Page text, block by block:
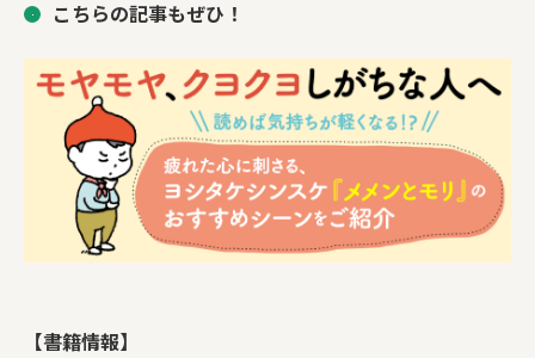
こちらの記事もぜひ！
【書籍情報】